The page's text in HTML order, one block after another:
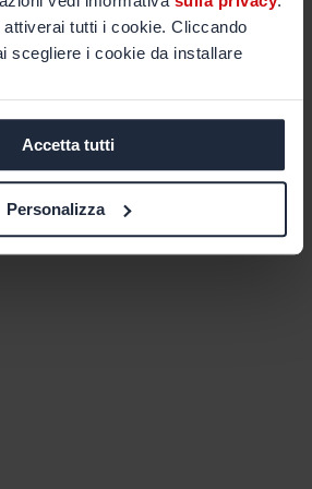
tutti i cookie. Cliccando
scegliere i cookie da installare
Accetta tutti
Personalizza